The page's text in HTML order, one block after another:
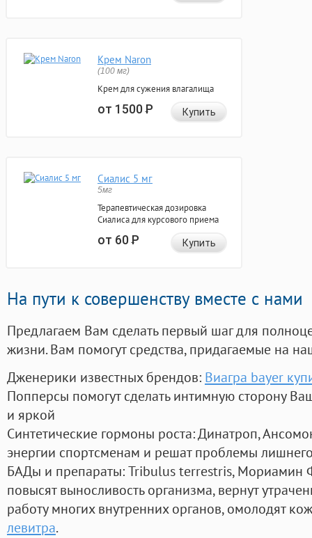
Крем Naron
(100 мг)
Крем для сужения влагалища
от 1500Р Купить
Сиалис 5 мг
5мг
Терапевтическая дозировка
Сиалиса для курсового приема
от 60Р Купить
На пути к совершенству вместе с нами
Предлагаем Вам сделать первый шаг для
жизни. Вам помогут средства, придагаемые на
Дженерики известных брендов: Виагра bayer
Попперсы помогут сделать интимную сторону
и яркой
Синтетические гормоны роста: Динатроп,
энергии спортсменам и решат проблемы
БАДы и препараты:Tribulus terrestris, Мориамин
повысят выносливость организма, вернут
работу многих внутренних органов, омолодят
левитра.